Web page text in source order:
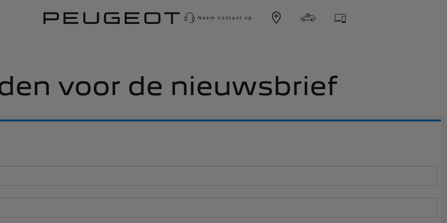
Neem contact op
voor de nieuwsbrief